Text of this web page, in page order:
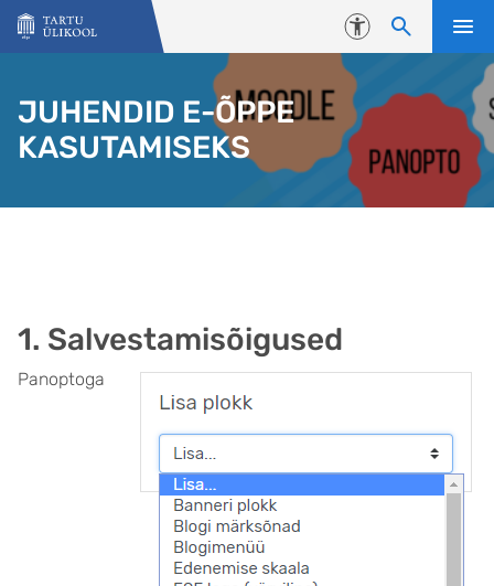
Liigu edasi põhisisu juurde
Juurdepääsetavus
JUHENDID E-ÕPPE
KASUTAMISEKS
1. Salvestamisõigused
Panoptoga